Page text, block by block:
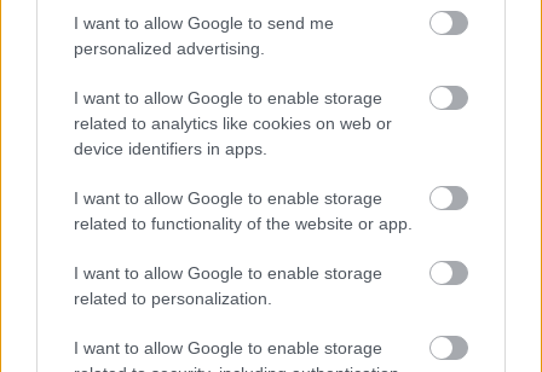
I want to allow Google to send me
personalized advertising.
I want to allow Google to enable storage
related to analytics like cookies on web or
device identifiers in apps.
I want to allow Google to enable storage
related to functionality of the website or app.
I want to allow Google to enable storage
related to personalization.
I want to allow Google to enable storage